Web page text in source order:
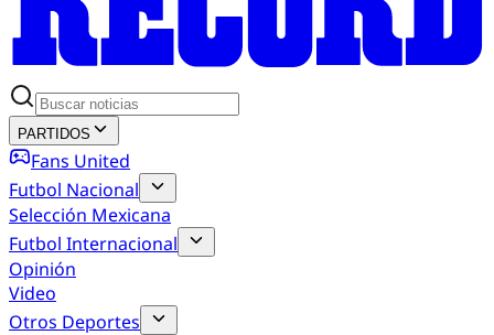
PARTIDOS
Fans United
Futbol Nacional
Selección Mexicana
Futbol Internacional
Opinión
Video
Otros Deportes